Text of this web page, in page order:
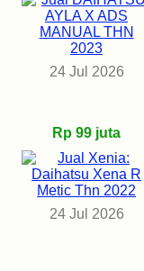
24 Jul 2026
Rp 99 juta
24 Jul 2026